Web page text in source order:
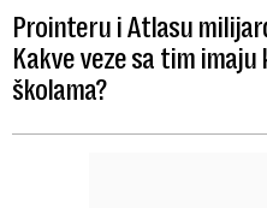
Prointeru i Atlasu
Kakve veze sa tim
školama?